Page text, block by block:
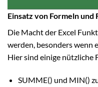
Einsatz von Formeln und
Die Macht der Excel
werden, besonders wenn
Hier sind einige nützliche
SUMME() und MIN()